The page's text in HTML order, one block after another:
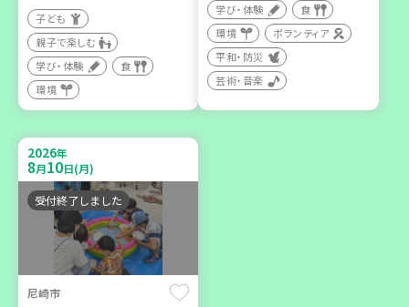
西牟婁郡上富田町岩田
「フードプラン上富田みか
ん」バスで行く 産地見学＆
生産者交流会
学び・体験 食
子ども
親子で楽しむ
学び・体験
食
環境
学び・体験
食
環境
ボランティア
平和・防災
芸術・音楽
2026年
8月10日(月)
受付終了しました
尼崎市